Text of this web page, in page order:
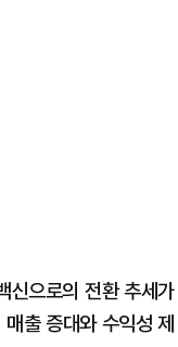
신으로의 전환 추세가
출 증대와 수익성 제